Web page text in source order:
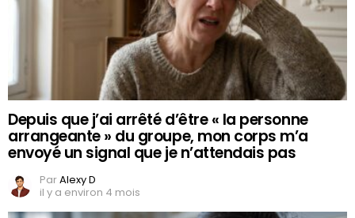
Depuis que j’ai arrêté d’être « la personne
arrangeante » du groupe, mon corps m’a
envoyé un signal que je n’attendais pas
ParAlexy D
il y a environ 4 mois